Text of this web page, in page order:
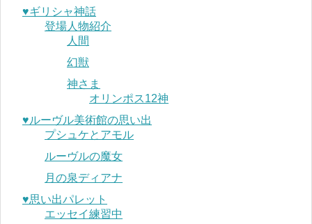
♥︎ギリシャ神話
登場人物紹介
人間
幻獣
神さま
オリンポス12神
♥︎ルーヴル美術館の思い出
プシュケとアモル
ルーヴルの魔女
月の泉ディアナ
♥︎思い出パレット
エッセイ練習中